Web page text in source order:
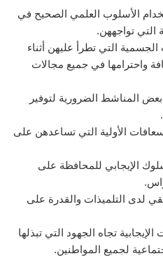
الأسلوب العلمي الصحيح في
التي تواجههن.
الجسمية التي تطرأ عليهن أثناء
واحترامها في جميع مجالات
المناشط الضرورية لتوفير
الأولية التي تساعدهن على
الإيجابي للمحافظة على
لدى التلميذات والقدرة على
تجاه الجهود التي تبذلها
لجميع المواطنين.